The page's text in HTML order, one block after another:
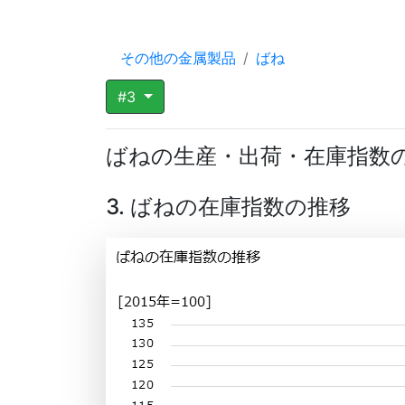
その他の金属製品 ばね
#3
ばねの生産・出荷・在庫指数
3. ばねの在庫指数の推移